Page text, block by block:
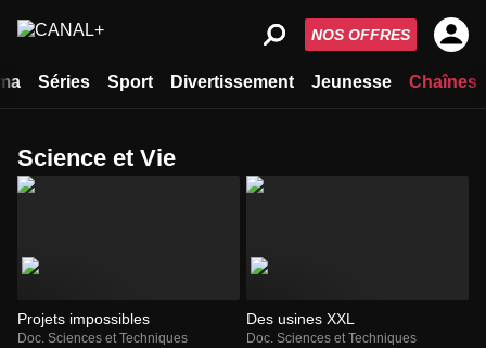
Séries Sport Divertissement Jeunesse Chaînes
NOS OFFRES
Science et Vie
Projets impossibles
Doc. Sciences et Techniques
Des usines XXL
Doc. Sciences et Techniques